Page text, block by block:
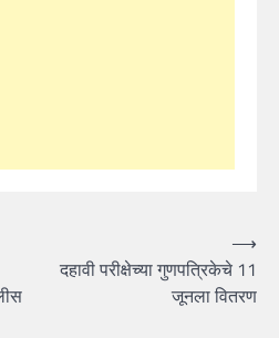
दहावी परीक्षेच्या गुणपत्रिकेचे 11
जूनला वितरण
⟶